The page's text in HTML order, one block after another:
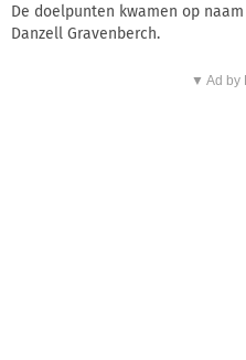
De doelpunten kwamen op
Danzell Gravenberch.
▼ Ad by